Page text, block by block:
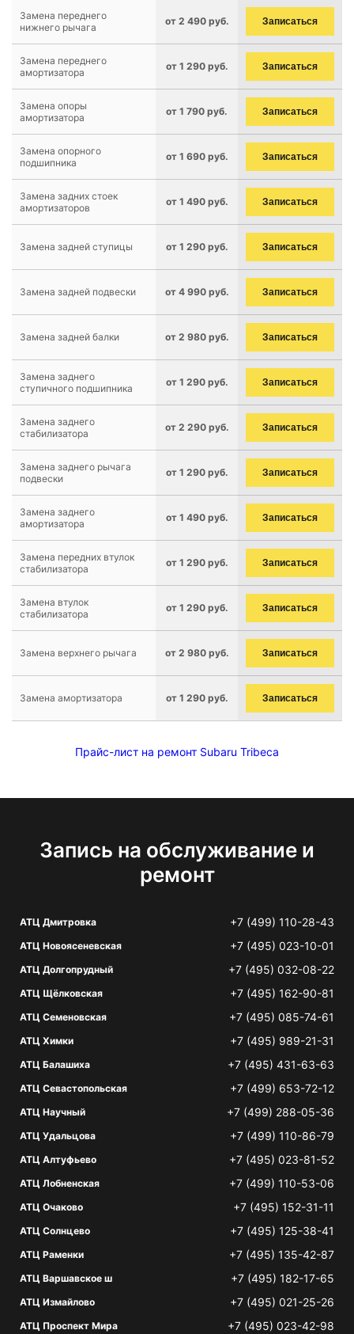
Замена переднего
нижнего рычага
от 2 490 руб. Записаться
Замена переднего
амортизатора
от 1 290 руб. Записаться
Замена опоры
амортизатора
от 1 790 руб. Записаться
Замена опорного
подшипника
от 1 690 руб. Записаться
Замена задних стоек
амортизаторов
от 1 490 руб. Записаться
Замена задней ступицы от 1 290 руб. Записаться
Замена задней подвески от 4 990 руб. Записаться
Замена задней балки от 2 980 руб. Записаться
Замена заднего
ступичного подшипника
от 1 290 руб. Записаться
Замена заднего
стабилизатора
от 2 290 руб. Записаться
Замена заднего рычага
подвески
от 1 290 руб. Записаться
Замена заднего
амортизатора
от 1 490 руб. Записаться
Замена передних втулок
стабилизатора
от 1 290 руб. Записаться
Замена втулок
стабилизатора
от 1 290 руб. Записаться
Замена верхнего рычага от 2 980 руб. Записаться
Замена амортизатора от 1 290 руб. Записаться
Прайс-лист на ремонт Subaru Tribeca
Запись на обслуживание и
ремонт
АТЦ Дмитровка +7 (499) 110-28-43
АТЦ Новоясеневская +7 (495) 023-10-01
АТЦ Долгопрудный +7 (495) 032-08-22
АТЦ Щёлковская +7 (495) 162-90-81
АТЦ Семеновская +7 (495) 085-74-61
АТЦ Химки +7 (495) 989-21-31
АТЦ Балашиха +7 (495) 431-63-63
АТЦ Севастопольская +7 (499) 653-72-12
АТЦ Научный +7 (499) 288-05-36
АТЦ Удальцова +7 (499) 110-86-79
АТЦ Алтуфьево +7 (495) 023-81-52
АТЦ Лобненская +7 (499) 110-53-06
АТЦ Очаково +7 (495) 152-31-11
АТЦ Солнцево +7 (495) 125-38-41
АТЦ Раменки +7 (495) 135-42-87
АТЦ Варшавское ш +7 (495) 182-17-65
АТЦ Измайлово +7 (495) 021-25-26
АТЦ Проспект Мира +7 (495) 023-42-98